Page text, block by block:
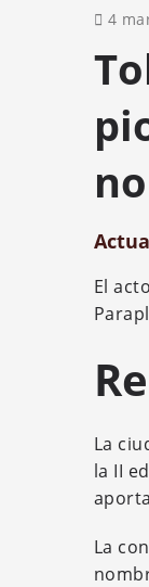
4
El
La
la II
La